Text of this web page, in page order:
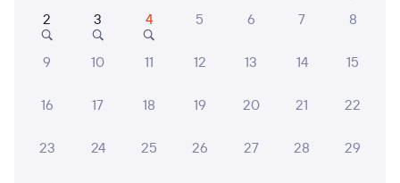
Плацкарт Купе
368Г Проходящий 8,2
2 3 4 5 6 7 8
9 10 11 12 13 14 15
16 17 18 19 20 21 22
23 24 25 26 27 28 29